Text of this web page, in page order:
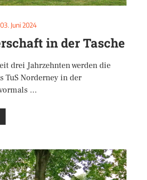
03. Juni 2024
in der Tasche
drei Jahrzehnten werden die
TuS Norderney in der
…